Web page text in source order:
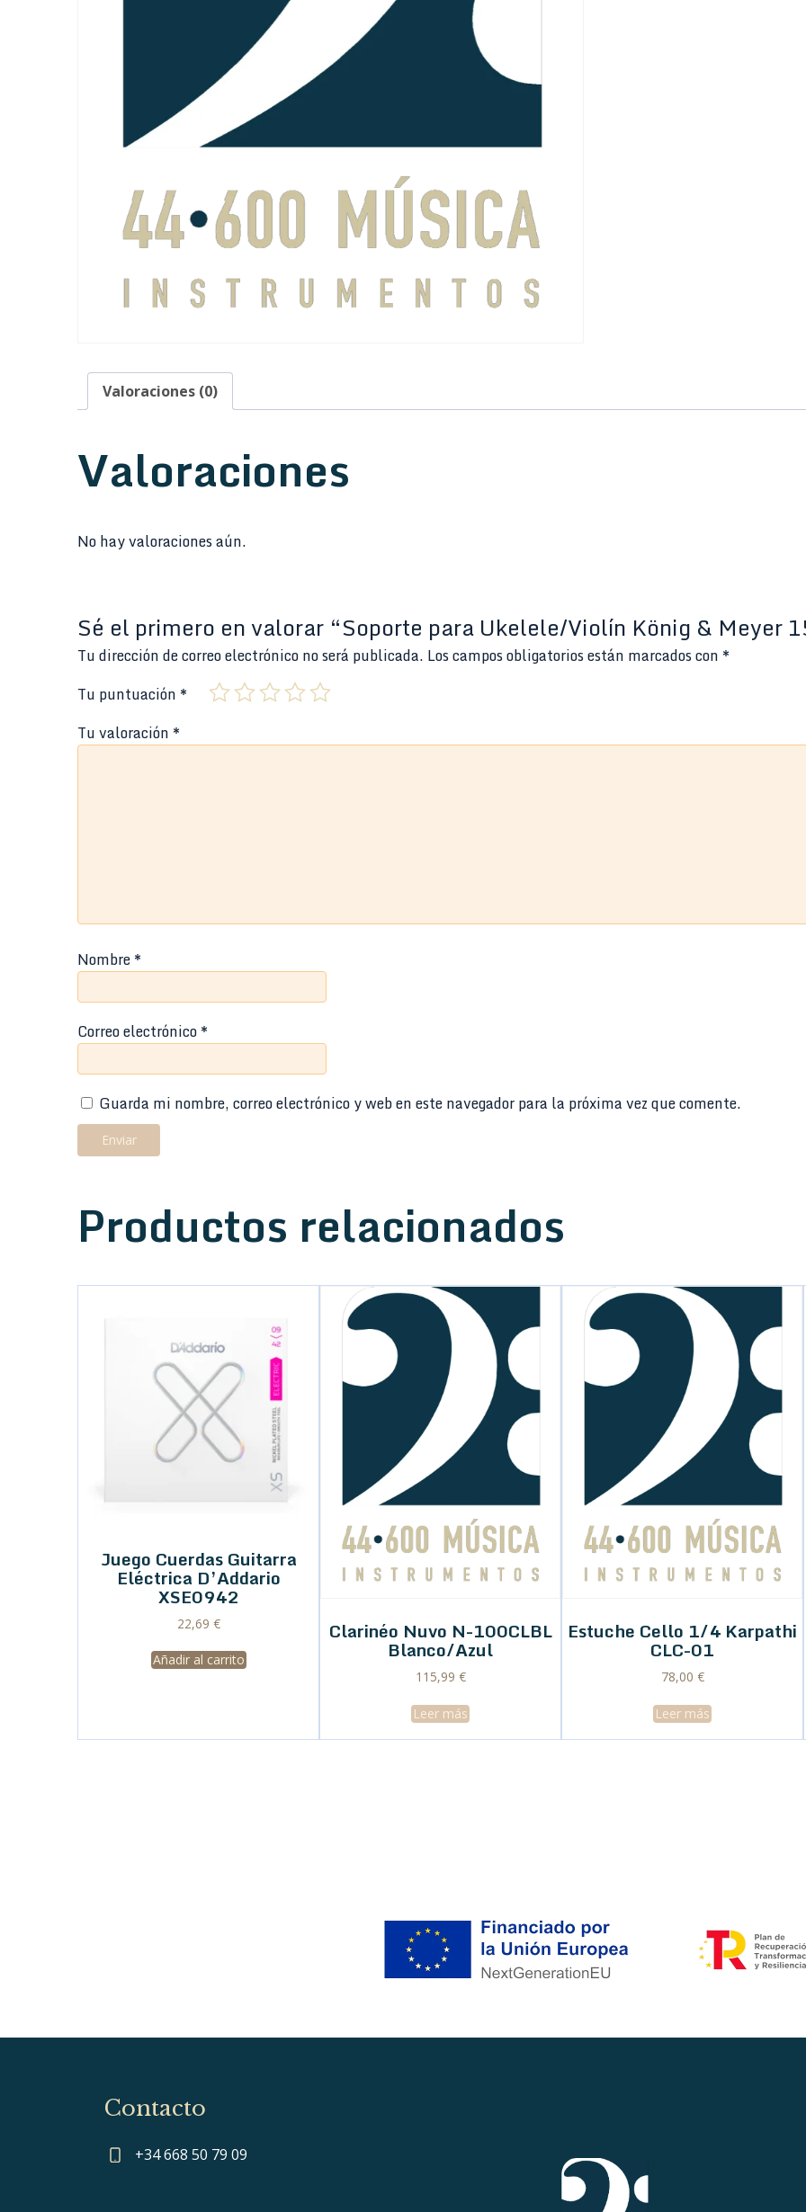
Valoraciones (0)
Valoraciones
No hay valoraciones aún.
Sé el primero en valorar “Soporte para Ukelele/Violín König & Meyer
Tu dirección de correo electrónico no será publicada. Los campos obligatorios están marcados con *
Tu puntuación *
Tu valoración *
Nombre*
Correo electrónico*
Guarda mi nombre, correo electrónico y web en este navegador para la próxima vez que comente.
Productos relacionados
Juego Cuerdas Guitarra
Eléctrica D’Addario
XSE0942
22,69 €
Añadir al carrito
Clarinéo Nuvo N-100CLBL
Blanco/Azul
115,99 €
Leer más
Estuche Cello 1/4 Karpathi
CLC-01
78,00 €
Leer más
Contacto
+34 668 50 79 09